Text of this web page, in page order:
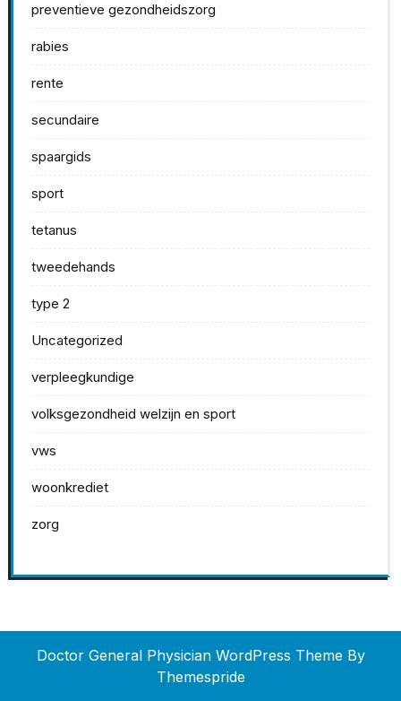
preventieve gezondheidszorg
rabies
rente
secundaire
spaargids
sport
tetanus
tweedehands
type 2
Uncategorized
verpleegkundige
volksgezondheid welzijn en sport
vws
woonkrediet
zorg
Doctor General Physician WordPress ThemeBy
Themespride